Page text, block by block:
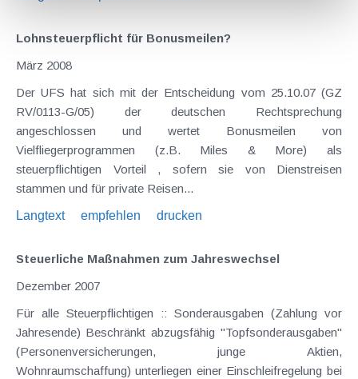
Lohnsteuerpflicht für Bonusmeilen?
März 2008
Der UFS hat sich mit der Entscheidung vom 25.10.07 (GZ
RV/0113-G/05) der deutschen Rechtsprechung
angeschlossen und wertet Bonusmeilen von
Vielfliegerprogrammen (z.B. Miles & More) als
steuerpflichtigen Vorteil , sofern sie von Dienstreisen
stammen und für private Reisen...
Langtext
empfehlen drucken
Steuerliche Maßnahmen zum Jahreswechsel
Dezember 2007
Für alle Steuerpflichtigen :: Sonderausgaben (Zahlung vor
Jahresende) Beschränkt abzugsfähig "Topfsonderausgaben"
(Personenversicherungen, junge Aktien,
Wohnraumschaffung) unterliegen einer Einschleifregelung bei